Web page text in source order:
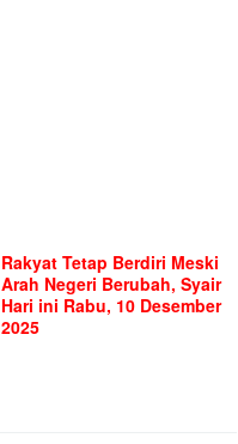
Rakyat Tetap Berdiri Meski
Arah Negeri Berubah, Syair
Hari ini Rabu, 10 Desember
2025